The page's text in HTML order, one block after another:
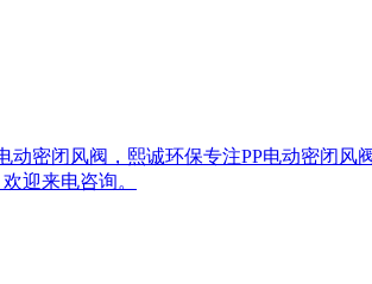
动密闭风阀，熙诚环保专注PP电动密闭
迎来电咨询。